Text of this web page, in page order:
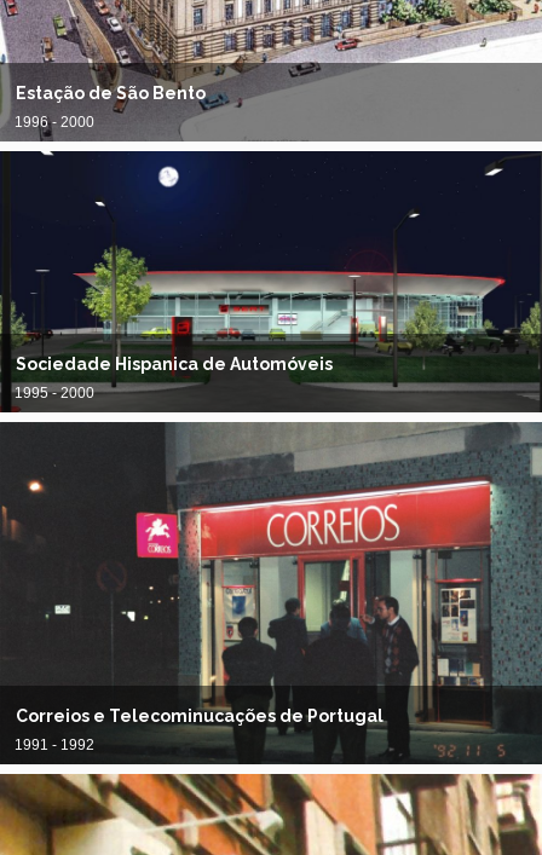
Estação de São Bento
1996 - 2000
Sociedade Hispanica de Automóveis
1995 - 2000
Correios e Telecominucações de Portugal
1991 - 1992